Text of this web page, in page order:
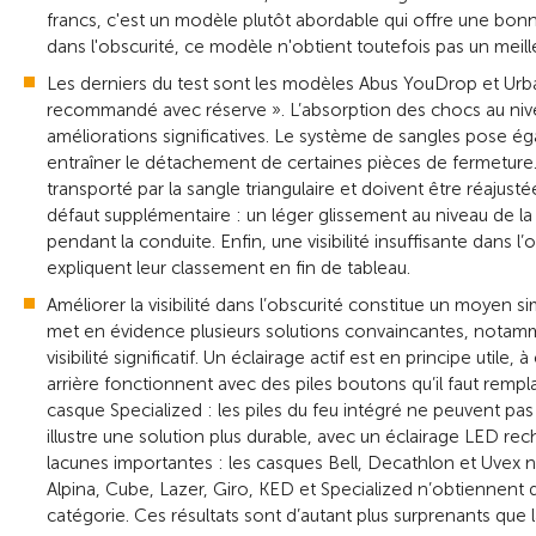
francs, c'est un modèle plutôt abordable qui offre une
dans l'obscurité, ce modèle n'obtient toutefois pas un
Les derniers du test sont les modèles Abus YouDrop et
recommandé avec réserve ». L’absorption des chocs au
améliorations significatives. Le système de sangles pose
entraîner le détachement de certaines pièces de
transporté par la sangle triangulaire et doivent être
défaut supplémentaire : un léger glissement au niveau de
pendant la conduite. Enfin, une visibilité insuffisante dans
expliquent leur classement en fin de tableau.
Améliorer la visibilité dans l’obscurité constitue un
met en évidence plusieurs solutions convaincantes,
visibilité significatif. Un éclairage actif est en principe utile,
arrière fonctionnent avec des piles boutons qu’il faut
casque Specialized : les piles du feu intégré ne peuvent
illustre une solution plus durable, avec un éclairage LED
lacunes importantes : les casques Bell, Decathlon et Uvex
Alpina, Cube, Lazer, Giro, KED et Specialized
catégorie. Ces résultats sont d’autant plus surprenants